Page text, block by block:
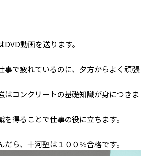
動画を送ります。
事で疲れているのに、夕方からよく頑張
はコンクリートの基礎知識が身につきま
得ることで仕事の役に立ちます。
だら、十河塾は１００％合格です。